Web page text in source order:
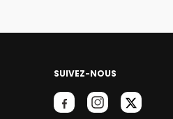
SUIVEZ-NOUS